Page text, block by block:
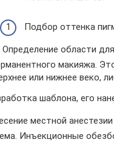
Подбор оттенка
Определение области
макияжа.
или нижнее веко,
шаблона, его
местной
Инъекционные